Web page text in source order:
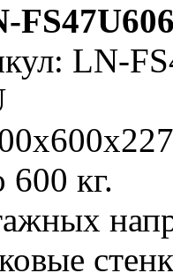
LN-
600 кг.